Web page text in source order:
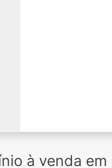
à venda em